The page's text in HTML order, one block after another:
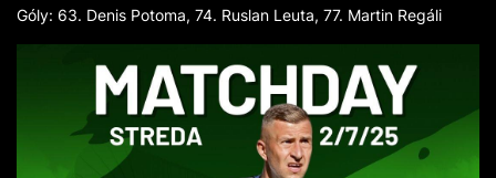
Góly: 63. Denis Potoma, 74. Ruslan Leuta, 77. Martin Regáli